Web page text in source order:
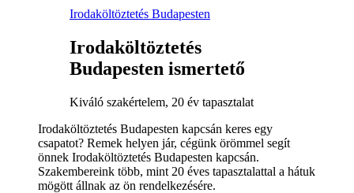
Irodaköltöztetés Budapesten
Irodaköltöztetés
Budapesten ismertető
Kiváló szakértelem, 20 év tapasztalat
Irodaköltöztetés Budapesten kapcsán keres egy
csapatot? Remek helyen jár, cégünk örömmel segít
önnek Irodaköltöztetés Budapesten kapcsán.
Szakembereink több, mint 20 éves tapasztalattal a hátuk
mögött állnak az ön rendelkezésére.